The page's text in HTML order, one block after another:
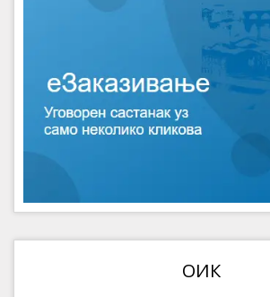
ОИК